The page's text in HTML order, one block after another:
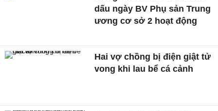
dấu ngày BV Phụ sản Trung
ương cơ sở 2 hoạt động
Hai vợ chồng bị điện giật tử
vong khi lau bể cá cảnh